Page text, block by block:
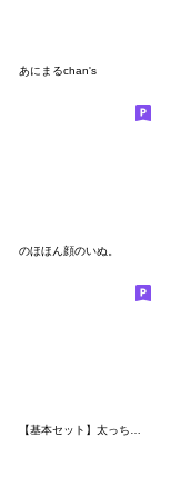
あにまるchan's
のほほん顔のいぬ。